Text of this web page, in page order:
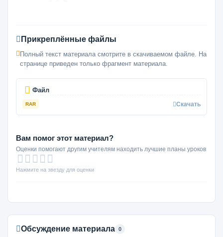
Прикреплённые файлы
Полный текст материала смотрите в скачиваемом файле. На
странице приведен только фрагмент материала.
Файл
RAR Скачать
Вам помог этот материал?
Оценки помогают другим учителям находить лучшие планы уроков
Нажмите на звезду для оценки
Обсуждение материала 0